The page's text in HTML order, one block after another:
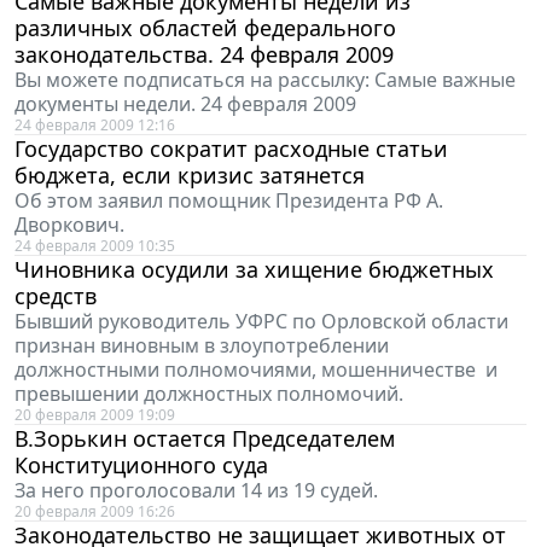
различных областей федерального
законодательства. 24 февраля 2009
Вы можете подписаться на рассылку: Самые важные
документы недели. 24 февраля 2009
24 февраля 2009 12:16
Государство сократит расходные статьи
бюджета, если кризис затянется
Об этом заявил помощник Президента РФ А.
Дворкович.
24 февраля 2009 10:35
Чиновника осудили за хищение бюджетных
средств
Бывший руководитель УФРС по Орловской области
признан виновным в злоупотреблении
должностными полномочиями, мошенничестве и
превышении должностных полномочий.
20 февраля 2009 19:09
В.Зорькин остается Председателем
Конституционного суда
За него проголосовали 14 из 19 судей.
20 февраля 2009 16:26
Законодательство не защищает животных от